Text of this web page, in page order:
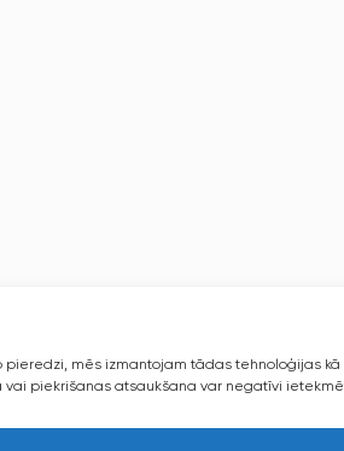
pieredzi, mēs izmantojam tādas tehnoloģijas
vai piekrišanas atsaukšana var negatīvi